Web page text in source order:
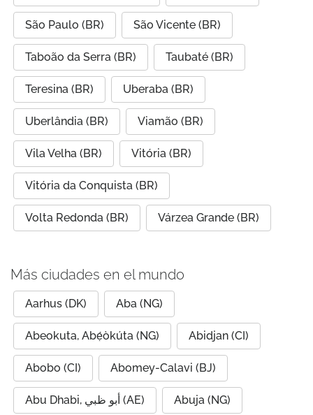
São Paulo (BR) São Vicente (BR)
Taboão da Serra (BR) Taubaté (BR)
Teresina (BR) Uberaba (BR)
Uberlândia (BR) Viamão (BR)
Vila Velha (BR) Vitória (BR)
Vitória da Conquista (BR)
Volta Redonda (BR) Várzea Grande (BR)
Más ciudades en el mundo
Aarhus (DK) Aba (NG)
Abeokuta, Abẹ́òkúta (NG) Abidjan (CI)
Abobo (CI) Abomey-Calavi (BJ)
Abu Dhabi, أبو ظبي (AE) Abuja (NG)